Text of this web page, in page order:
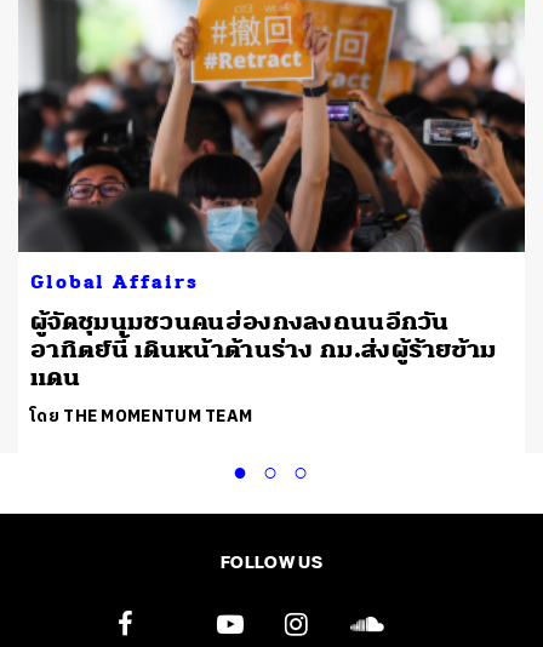
Global Affairs
ผู้จัดชุมนุมชวนคนฮ่องกงลงถนนอีกวัน
อาทิตย์นี้ เดินหน้าต้านร่าง กม.ส่งผู้ร้ายข้าม
แดน
โดย THE MOMENTUM TEAM
FOLLOW US